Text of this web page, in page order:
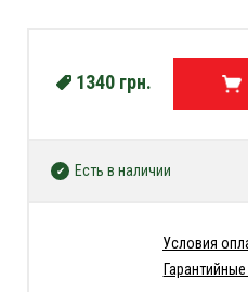
1340 грн.
Есть в наличии
Условия